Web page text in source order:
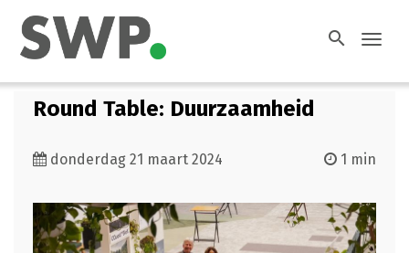
search
Round Table: Duurzaamheid
donderdag 21 maart 2024 1 min